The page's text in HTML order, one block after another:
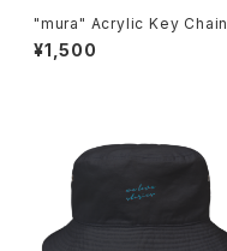
"mura" Acrylic Key Chain
¥1,500